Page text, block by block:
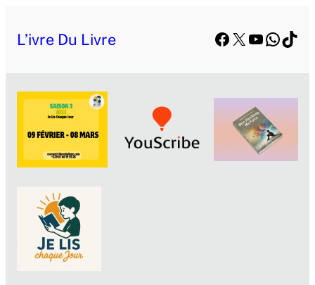
auL’ivre Du Livre Facebook
X YouTube